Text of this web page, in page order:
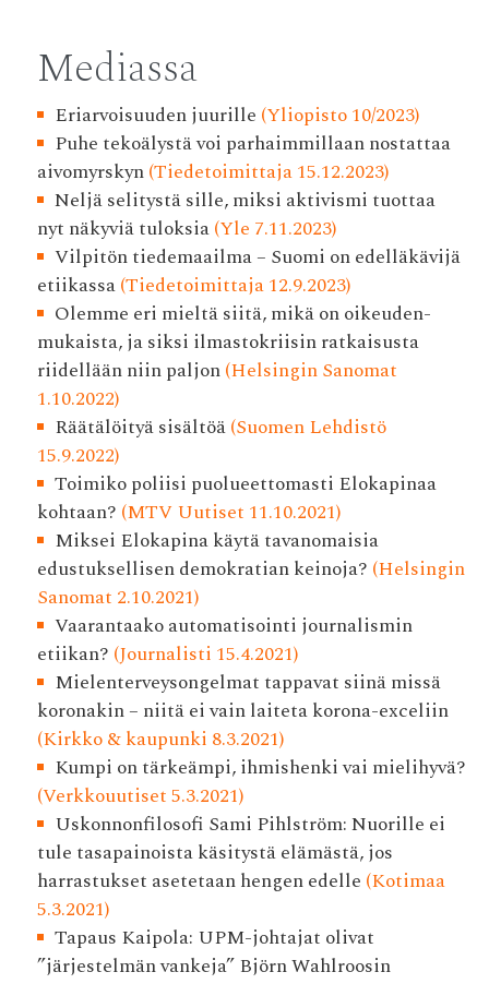
Mediassa
Eriarvoisuuden juurille (Yliopisto 10/2023)
Puhe tekoälystä voi parhaimmillaan nostattaa
aivomyrskyn(Tiedetoimittaja 15.12.2023)
Neljä selitystä sille, miksi aktivismi tuottaa
nyt näkyviä tuloksia(Yle 7.11.2023)
Vilpitön tiedemaailma – Suomi on edelläkävijä
etiikassa(Tiedetoimittaja 12.9.2023)
Olemme eri mieltä siitä, mikä on oikeuden­
mukaista, ja siksi ilmasto­kriisin ratkaisusta
riidellään niin paljon(Helsingin Sanomat
1.10.2022)
Räätälöityä sisältöä(Suomen Lehdistö
15.9.2022)
Toimiko poliisi puolueettomasti Elokapinaa
kohtaan? (MTV Uutiset 11.10.2021)
Miksei Elokapina käytä tavanomaisia
edustuksellisen demokratian keinoja? (Helsingin
Sanomat 2.10.2021)
Vaarantaako automatisointi journalismin
etiikan? (Journalisti 15.4.2021)
Mielenterveysongelmat tappavat siinä missä
koronakin – niitä ei vain laiteta korona-exceliin
(Kirkko & kaupunki 8.3.2021)
Kumpi on tärkeämpi, ihmishenki vai mielihyvä?
(Verkkouutiset 5.3.2021)
Uskonnonfilosofi Sami Pihlström: Nuorille ei
tule tasapainoista käsitystä elämästä, jos
harrastukset asetetaan hengen edelle (Kotimaa
5.3.2021)
Tapaus Kaipola: UPM-johtajat olivat
”järjestelmän vankeja” Björn Wahlroosin